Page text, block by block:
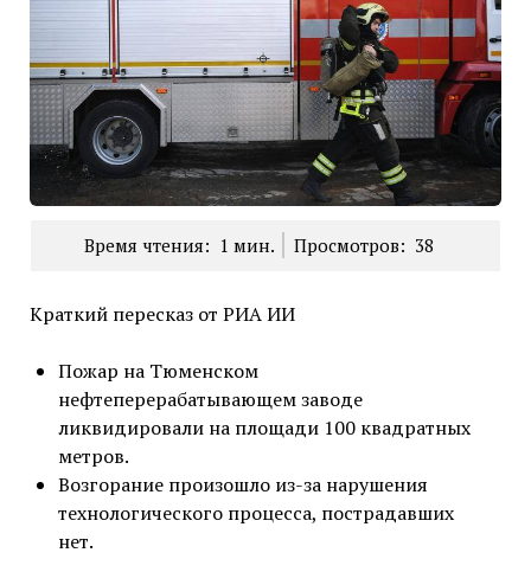
Время чтения: 1 мин. Просмотров: 38
Краткий пересказ от РИА ИИ
Пожар на Тюменском
нефтеперерабатывающем заводе
ликвидировали на площади 100 квадратных
метров.
Возгорание произошло из-за нарушения
технологического процесса, пострадавших
нет.